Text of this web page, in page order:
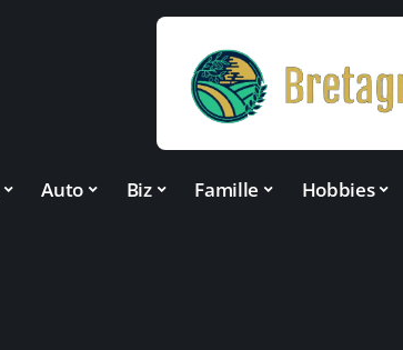
Auto Biz Famille Hobbies